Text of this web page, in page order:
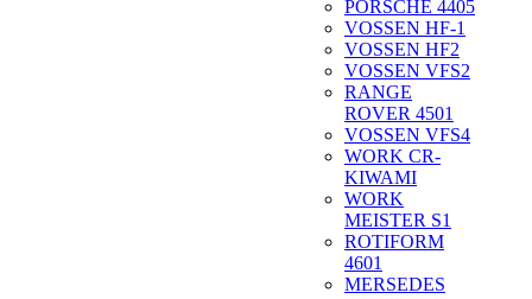
PORSCHE 4405
VOSSEN HF-1
VOSSEN HF2
VOSSEN VFS2
RANGE
ROVER 4501
VOSSEN VFS4
WORK CR-
KIWAMI
WORK
MEISTER S1
ROTIFORM
4601
MERSEDES